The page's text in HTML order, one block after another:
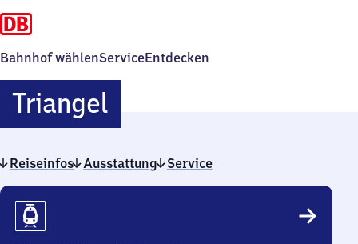
Bahnhof wählenServiceEntdecken
TriangelTriangel
Reiseinfos Ausstattung Service
Reiseinfos